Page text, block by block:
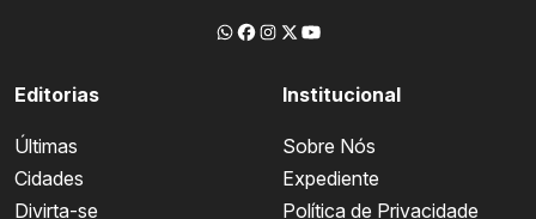
Editorias
Últimas
Cidades
Divirta-se
Institucional
Sobre Nós
Expediente
Política de Privacidade